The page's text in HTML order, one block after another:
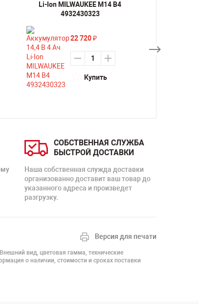
Li-Ion MILWAUKEE M14 B4
4932430323
22 720 ₽
Купить
СОБСТВЕННАЯ СЛУЖБА
БЫСТРОЙ ДОСТАВКИ
Наша собственная служда доставки
организованно доставит ваш товар до
указанного адреса и произведет
разгрузку.
Версия для печати
вид, цветовая гамма, технические
о наличии, стоимости и сроках поставки